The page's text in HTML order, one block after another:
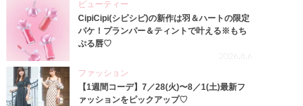
ビューティー
CipiCipi(シピシピ)の新作は羽＆ハートの限定
パケ！プランパー＆ティントで叶える※もち
ぷる唇♡
2026.8.6
ファッション
【1週間コーデ】7／28(火)〜8／1(土)最新フ
ァッションをピックアップ♡